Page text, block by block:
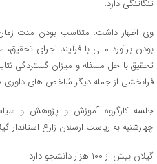
تنگاتنگی دارد.
وی اظهار داشت: متناسب بودن مدت
بودن برآورد مالی با فرآیند اجرای
تحقیق با حل مسئله و میزان گستردگی
فرابخشی از جمله دیگر شاخص های
جلسه کارگروه آموزش و پژوهش و
چهارشنبه به ریاست ارسلان زارع استاندار
گیلان بیش از ۱۰۰ هزار دانشجو دارد